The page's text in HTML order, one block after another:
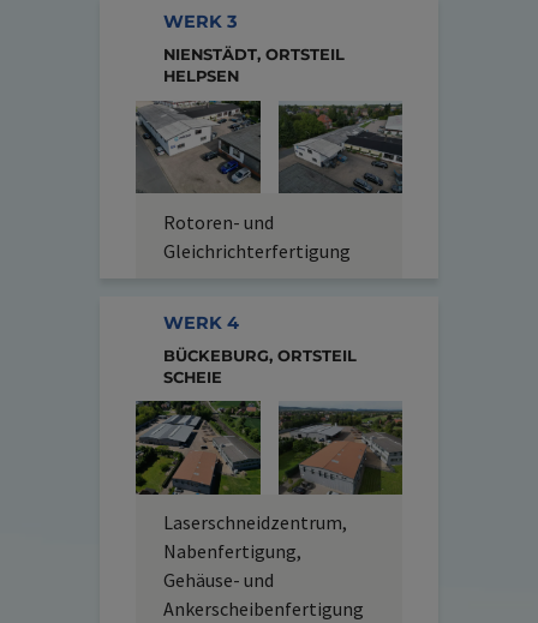
WERK 3
NIENSTÄDT, ORTSTEIL
HELPSEN
Rotoren- und
Gleichrichterfertigung
WERK 4
BÜCKEBURG, ORTSTEIL
SCHEIE
Laserschneidzentrum,
Nabenfertigung,
Gehäuse- und
Ankerscheibenfertigung